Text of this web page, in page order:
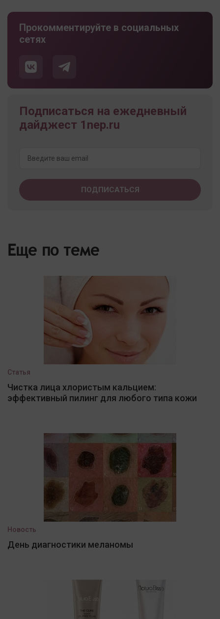
Прокомментируйте в социальных
сетях
Подписаться на ежедневный
дайджест 1nep.ru
Еще по теме
Статья
Чистка лица хлористым кальцием:
эффективный пилинг для любого типа кожи
Новость
День диагностики меланомы